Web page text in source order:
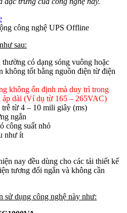
công nghệ UPS Offline
sau:
có dạng sóng vuông hoặc
không tốt bằng nguồn điện từ điện
không ổn định mà duy trì trong
áp dài (Ví dụ từ 165 – 265VAC)
từ 4 – 10 mili giây (ms)
ngắn
công suất nhỏ
như ít
nay đều dùng cho các tải thiết kế
tương đối ngắn và không cần
sử dụng công nghệ này như: